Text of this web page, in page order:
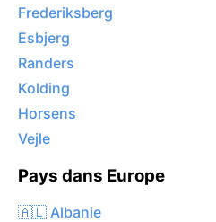
Frederiksberg
Esbjerg
Randers
Kolding
Horsens
Vejle
Pays dans Europe
🇦🇱 Albanie